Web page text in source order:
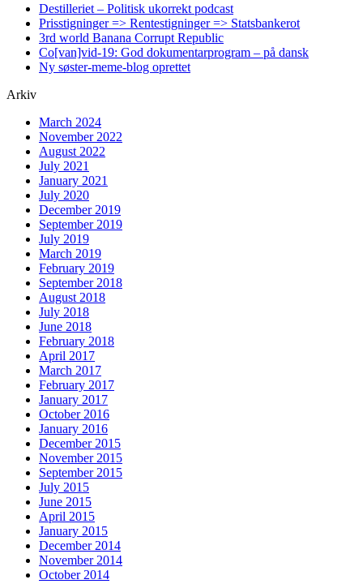
Destilleriet – Politisk ukorrekt podcast
Prisstigninger => Rentestigninger => Statsbankerot
3rd world Banana Corrupt Republic
Co[van]vid-19: God dokumentarprogram – på dansk
Ny søster-meme-blog oprettet
Arkiv
March 2024
November 2022
August 2022
July 2021
January 2021
July 2020
December 2019
September 2019
July 2019
March 2019
February 2019
September 2018
August 2018
July 2018
June 2018
February 2018
April 2017
March 2017
February 2017
January 2017
October 2016
January 2016
December 2015
November 2015
September 2015
July 2015
June 2015
April 2015
January 2015
December 2014
November 2014
October 2014